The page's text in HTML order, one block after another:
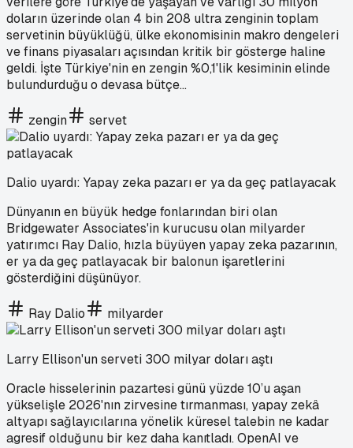
doların üzerinde olan 4 bin 208 ultra zenginin toplam
servetinin büyüklüğü, ülke ekonomisinin makro dengeleri
ve finans piyasaları açısından kritik bir gösterge haline
geldi. İşte Türkiye'nin en zengin %0,1'lik kesiminin elinde
bulundurduğu o devasa bütçe...
zengin servet
Dalio uyardı: Yapay zeka pazarı er ya da geç patlayacak
Dünyanın en büyük hedge fonlarından biri olan
Bridgewater Associates'in kurucusu olan milyarder
yatırımcı Ray Dalio, hızla büyüyen yapay zeka pazarının,
er ya da geç patlayacak bir balonun işaretlerini
gösterdiğini düşünüyor.
Ray Dalio milyarder
Larry Ellison'un serveti 300 milyar doları aştı
Oracle hisselerinin pazartesi günü yüzde 10’u aşan
yükselişle 2026'nın zirvesine tırmanması, yapay zekâ
altyapı sağlayıcılarına yönelik küresel talebin ne kadar
agresif olduğunu bir kez daha kanıtladı. OpenAI ve